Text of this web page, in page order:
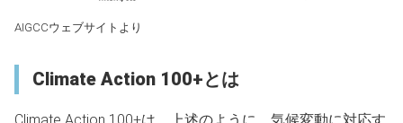
AIGCCウェブサイトより
Climate Action 100+とは